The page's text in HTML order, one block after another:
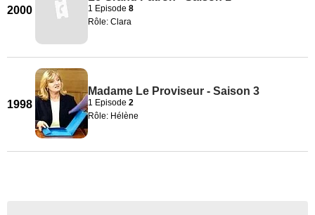
2000 1 Episode 8
Rôle: Clara
1998
Madame Le Proviseur - Saison 3
1 Episode 2
Rôle: Hélène